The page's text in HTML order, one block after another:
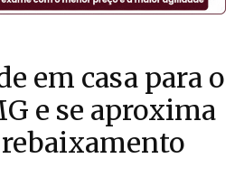
em casa para o
e se aproxima